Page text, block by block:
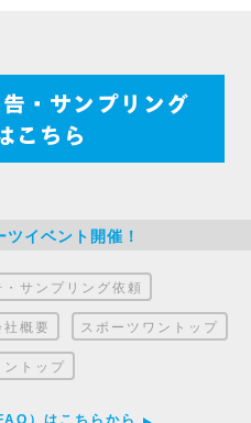
イベント開催！
サンプリング依頼
社概要 スポーツワントップ
ントップ
）はこちらから